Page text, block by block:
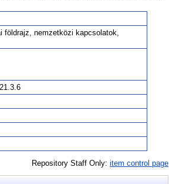
földrajz, nemzetközi kapcsolatok,
Repository Staff Only: item control page